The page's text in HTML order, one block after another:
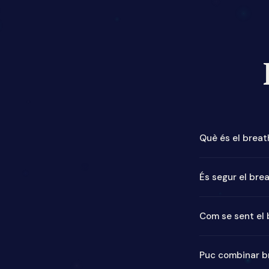
Què és el
el estrés,
És segur el
historial de
Com se sent el
relajación
Puc combinar